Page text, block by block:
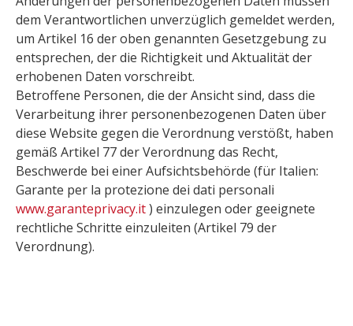
dem Verantwortlichen unverzüglich gemeldet werden,
um Artikel 16 der oben genannten Gesetzgebung zu
entsprechen, der die Richtigkeit und Aktualität der
erhobenen Daten vorschreibt.
Betroffene Personen, die der Ansicht sind, dass die
Verarbeitung ihrer personenbezogenen Daten über
diese Website gegen die Verordnung verstößt, haben
gemäß Artikel 77 der Verordnung das Recht,
Beschwerde bei einer Aufsichtsbehörde (für Italien:
Garante per la protezione dei dati personali
www.garanteprivacy.it) einzulegen oder geeignete
rechtliche Schritte einzuleiten (Artikel 79 der
Verordnung).